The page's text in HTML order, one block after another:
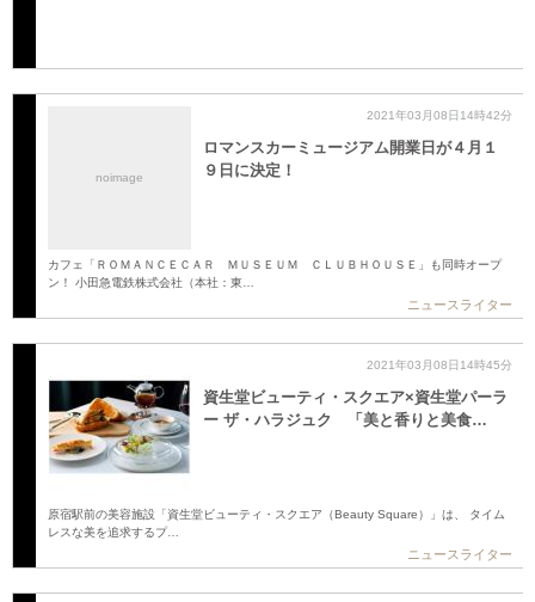
noimage
2021年03月08日14時42分
ロマンスカーミュージアム開業日が４月１
９日に決定！
カフェ「ＲＯＭＡＮＣＥＣＡＲ ＭＵＳＥＵＭ ＣＬＵＢＨＯＵＳＥ」も同時オープ
ン！ 小田急電鉄株式会社（本社：東…
ニュースライター
2021年03月08日14時45分
資生堂ビューティ・スクエア×資生堂パーラ
ー ザ・ハラジュク 「美と香りと美食…
原宿駅前の美容施設「資生堂ビューティ・スクエア（Beauty Square）」は、 タイム
レスな美を追求するプ…
ニュースライター